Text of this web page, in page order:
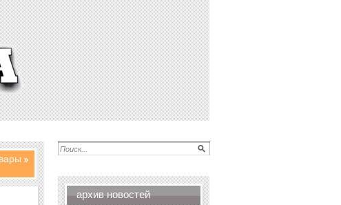
архив новостей